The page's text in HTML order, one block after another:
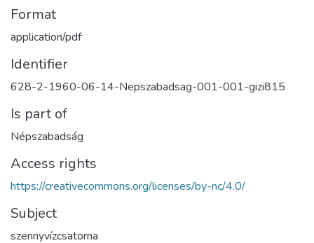
Format
application/pdf
Identifier
628-2-1960-06-14-Nepszabadsag-001-001-gizi815
Is part of
Népszabadság
Access rights
https://creativecommons.org/licenses/by-nc/4.0/
Subject
szennyvízcsatorna